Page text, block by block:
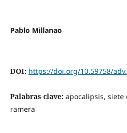
Pablo Millanao
DOI: https://doi.org/10.59758/
Palabras clave: apocalipsis, siete
ramera